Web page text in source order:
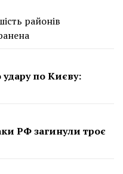
районів
удару по Києву:
РФ загинули троє